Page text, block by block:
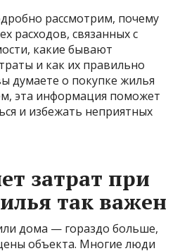
рассмотрим, почему
расходов, связанных с
какие бывают
и как их правильно
думаете о покупке жилья
эта информация поможет
и избежать неприятных
затрат при
так важен
дома — гораздо больше,
объекта. Многие люди